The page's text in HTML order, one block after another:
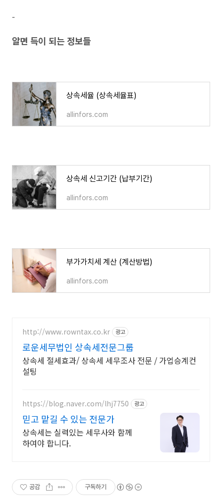
-
알면 득이 되는 정보들
상속세율 (상속세율표)
allinfors.com
상속세 신고기간 (납부기간)
allinfors.com
부가가치세 계산 (계산방법)
allinfors.com
http://www.rowntax.co.kr 광고
로운세무법인 상속세전문그룹
상속세 절세효과/ 상속세 세무조사 전문 / 가업승계컨
설팅
https://blog.naver.com/lhj7750 광고
믿고 맡길 수 있는 전문가
상속세는 실력있는 세무사와 함께
하여야 합니다.
공감 구독하기